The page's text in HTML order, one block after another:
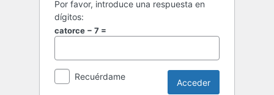
Por favor, introduce una respuesta en
dígitos:
catorce − 7 =
Recuérdame